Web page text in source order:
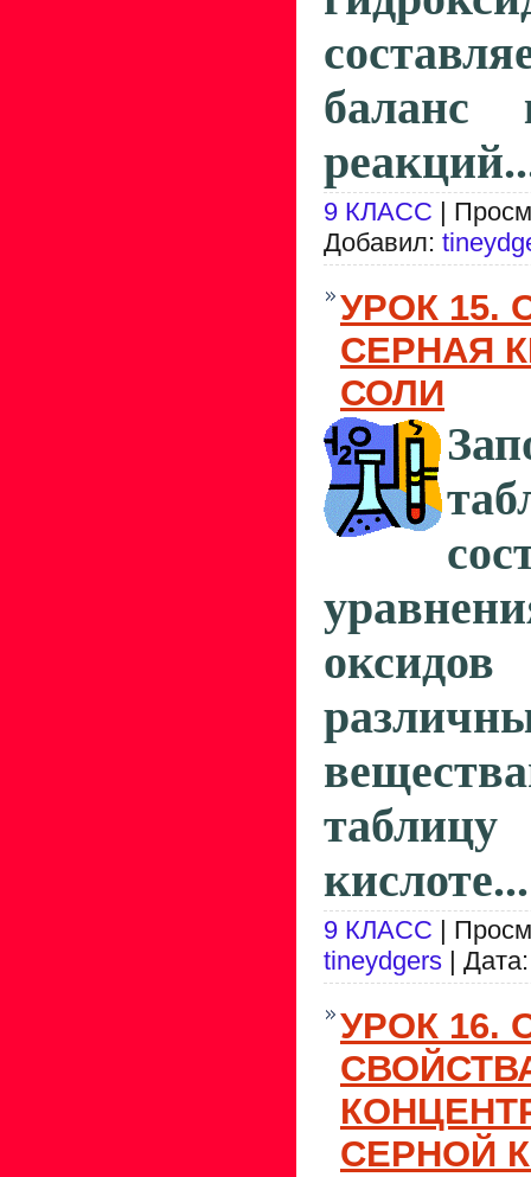
баланс
9 КЛАСС |
Добавил:
УРОК 15.
СЕРНАЯ
СОЛИ
кислоте...
9 КЛАСС |
tineydgers |
УРОК 16.
СЕРНОЙ